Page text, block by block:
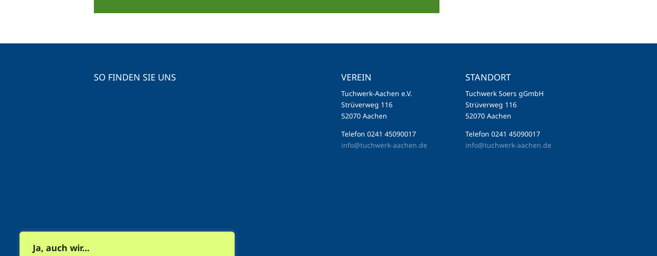
Ja, auch wir...
SO FINDEN SIE UNS VEREIN
Tuchwerk-Aachen e.V.
Strüverweg 116
52070 Aachen
Telefon 0241 45090017
info@tuchwerk-aachen.de
STANDORT
Tuchwerk Soers gGmbH
Strüverweg 116
52070 Aachen
Telefon 0241 45090017
info@tuchwerk-aachen.de